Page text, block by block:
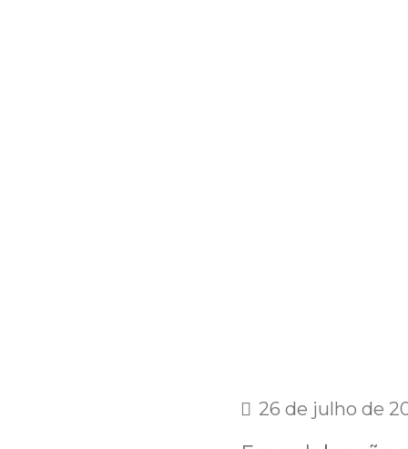
26 de julho de